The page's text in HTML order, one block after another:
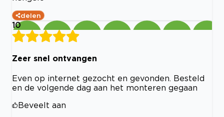
delen
10
Zeer snel ontvangen
Even op internet gezocht en gevonden. Besteld
en de volgende dag aan het monteren gegaan
Beveelt aan